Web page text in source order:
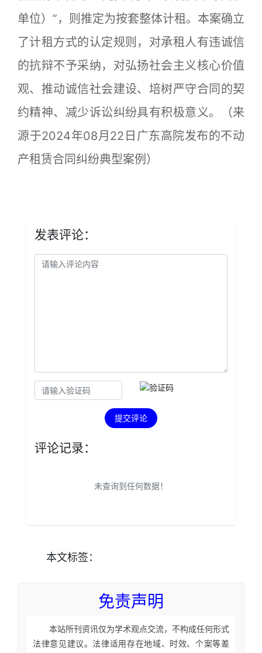
单位）”，则推定为按套整体计租。本案确立
了计租方式的认定规则，对承租人有违诚信
的抗辩不予采纳，对弘扬社会主义核心价值
观、推动诚信社会建设、培树严守合同的契
约精神、减少诉讼纠纷具有积极意义。
（来
源于2024年08月22日广东高院发布的不动
产租赁合同纠纷典型案例）
发表评论：
提交评论
评论记录：
未查询到任何数据！
本文标签：
免责声明
本站所刊资讯仅为学术观点交流，不构成任何形式
法律意见建议。法律适用存在地域、时效、个案等差